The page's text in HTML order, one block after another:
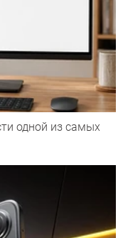
одной из самых